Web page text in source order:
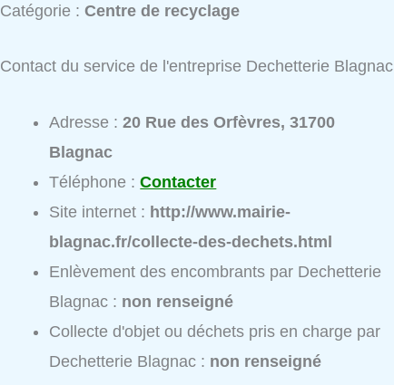
Catégorie :Centre de recyclage
Contact du service de l'entreprise Dechetterie Blagnac
Adresse :20 Rue des Orfèvres, 31700
Blagnac
Téléphone :Contacter
Site internet : http://www.mairie-
blagnac.fr/collecte-des-dechets.html
Enlèvement des encombrants par Dechetterie
Blagnac : non renseigné
Collecte d'objet ou déchets pris en charge par
Dechetterie Blagnac : non renseigné